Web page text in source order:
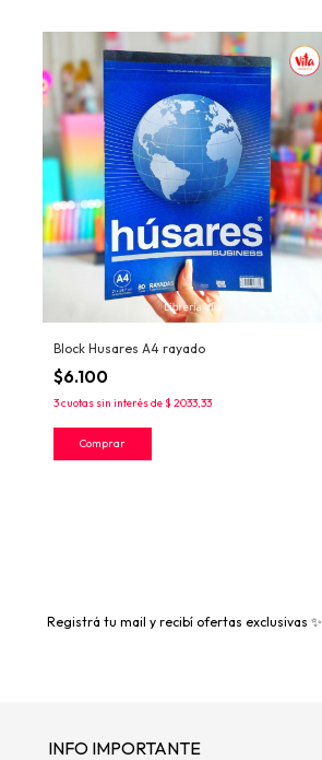
Block Husares A4 rayado
$6.100
3cuotas sin interés de$ 2033,33
Registrá tu mail y recibí ofertas exclusivas ✨
INFO IMPORTANTE